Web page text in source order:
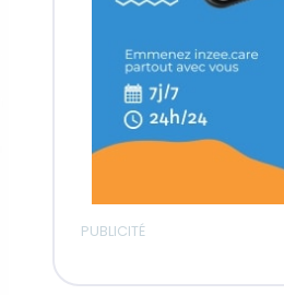
PUBLICITÉ